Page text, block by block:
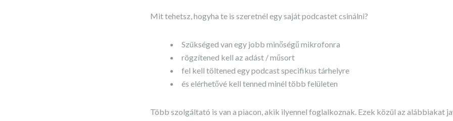
Mit tehetsz, hogyha te is szeretnél egy saját podcastet csinálni?
Szükséged van egy jobb minőségű mikrofonra
rögzítened kell az adást / műsort
fel kell töltened egy podcast specifikus tárhelyre
és elérhetővé kell tenned minél több felületen
Több szolgáltató is van a piacon, akik ilyennel foglalkoznak. Ezek közül az alábbiakat